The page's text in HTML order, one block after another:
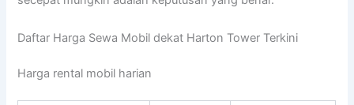
Daftar Harga Sewa Mobil dekat Harton Tower Terkini
Harga rental mobil harian